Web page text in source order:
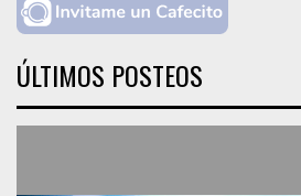
ÚLTIMOS POSTEOS